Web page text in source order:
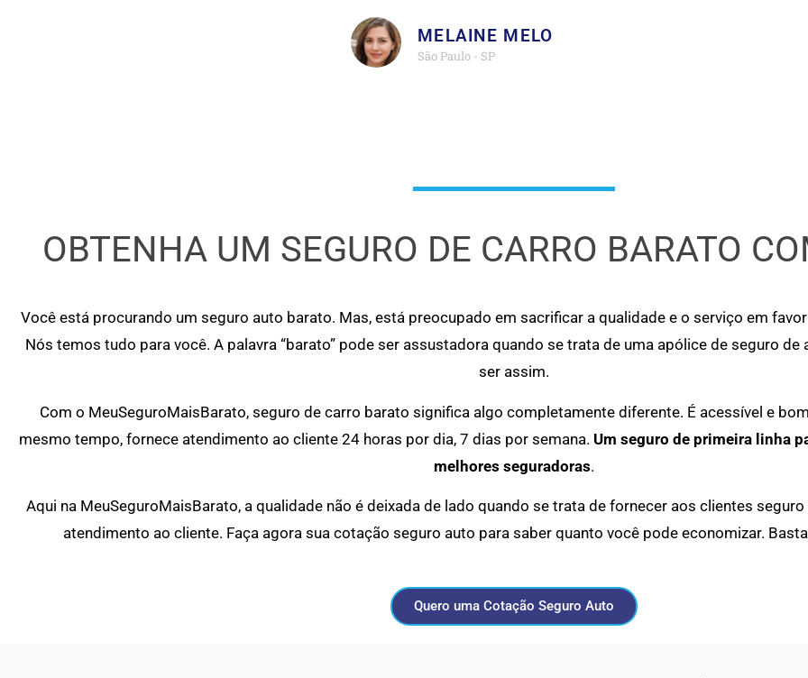
MELAINE MELO
São Paulo - SP
OBTENHA UM SEGURO DE CARRO BARATO
Você está procurando um seguro auto barato. Mas, está preocupado em sacrificar a qualidade e o serviço em
Nós temos tudo para você. A palavra “barato” pode ser assustadora quando se trata de uma apólice de seguro
ser assim.
Com o MeuSeguroMaisBarato, seguro de carro barato significa algo completamente diferente. É acessível e
mesmo tempo, fornece atendimento ao cliente 24 horas por dia, 7 dias por semana. Um seguro de primeira linha
melhores seguradoras.
Aqui na MeuSeguroMaisBarato, a qualidade não é deixada de lado quando se trata de fornecer aos clientes
atendimento ao cliente. Faça agora sua cotação seguro auto para saber quanto você pode economizar.
Quero uma Cotação Seguro Auto